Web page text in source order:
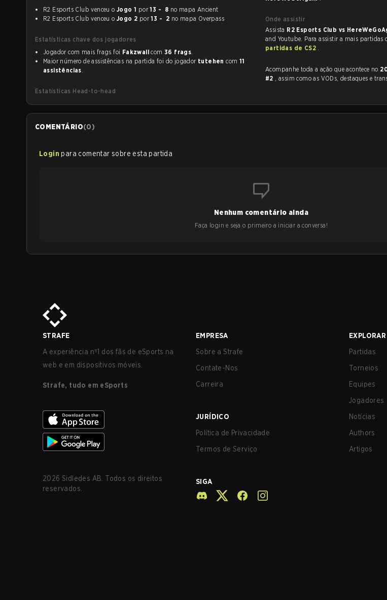
R2 Esports Club venceu o Jogo 1 por 13 - 8 no mapa Ancient
R2 Esports Club venceu o Jogo 2 por 13 - 2 no mapa Overpass
Estatísticas chave dos jogadores
Jogador com mais frags foi Fakzwallcom 36 frags.
Maior número de assistências na partida foi do jogador tutehen com 11
assistências.
Estatísticas Head-to-head
Onde assistir
Assista R2 Esports Club vs
and Youtube. Para assistir a mais partidas
partidas de CS2 .
Acompanhe toda a ação que acontece no
#2
, assim como as VODs, destaques
COMENTÁRIO(0)
Login para comentar sobre esta partida
Nenhum comentário ainda
Faça login e seja o primeiro a iniciar a conversa!
STRAFE
A experiência nº1 dos fãs de eSports na
web e em dispositivos móveis.
Strafe, tudo em eSports
2026 Sidledes AB. Todos os direitos
reservados.
EMPRESA
Sobre a Strafe
Contate-Nos
Carreira
JURÍDICO
Política de Privacidade
Termos de Serviço
SIGA
EXPLORAR
Partidas
Torneios
Equipes
Jogadores
Notícias
Authors
Artigos